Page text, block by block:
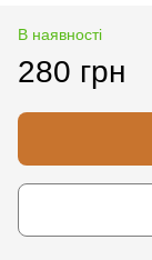
В наявності
280 грн